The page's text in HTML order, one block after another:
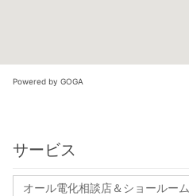
Powered by GOGA
サービス
オール電化相談店＆ショールーム